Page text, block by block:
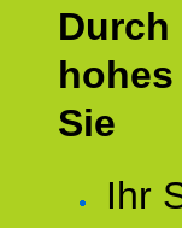
Sie
Ihr